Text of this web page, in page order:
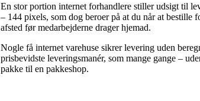
En stor portion internet forhandlere stiller udsigt til
– 144 pixels, som dog beroer på at du når at bestille
afsted før medarbejderne drager hjemad.
Nogle få internet varehuse sikrer levering uden
prisbevidste leveringsmanér, som mange gange –
pakke til en pakkeshop.